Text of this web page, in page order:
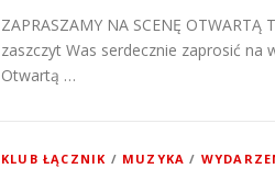
ZAPRASZAMY NA SCENĘ
zaszczyt Was serdecznie zaprosić
Otwartą …
KLUB ŁĄCZNIK / MUZYKA /